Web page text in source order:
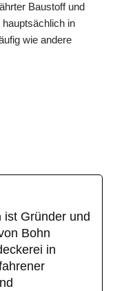
Baustoff und
in
wie andere
ist Gründer und
Bohn
in